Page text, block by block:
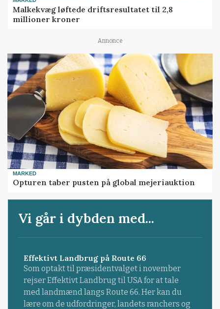
Malkekvæg løftede driftsresultatet til 2,8
millioner kroner
Annonce
MARKED
Opturen taber pusten på global mejeriauktion
Vi går i dybden med...
Effektivt Landbrug på Route 66
Som optakt til præsidentvalget i november
rejser Effektivt Landbrug til USA for at tale
med landmænd langs Route 66. Her kan du
lære om de udfordringer, landets ranchers og